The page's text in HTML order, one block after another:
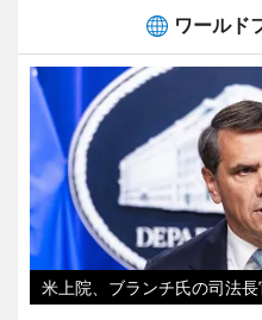
ワールド
米上院、ブランチ氏の司法